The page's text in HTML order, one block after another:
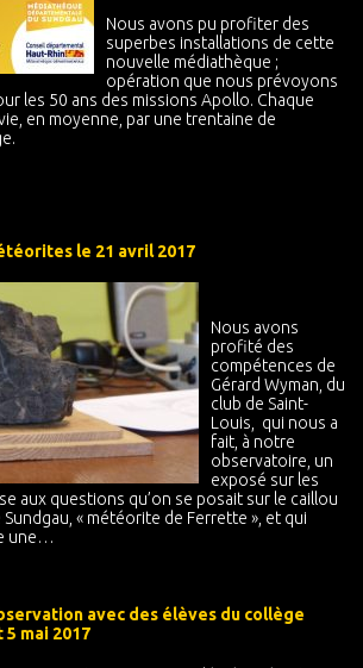
Nous avons pu profiter des
superbes installations de cette
nouvelle médiathèque ;
opération que nous prévoyons
les 50 ans des missions Apollo. Chaque
en moyenne, par une trentaine de
le 21 avril 2017
Nous avons
profité des
compétences de
Gérard Wyman, du
club de Saint-
Louis, qui nous a
fait, à notre
observatoire, un
exposé sur les
aux questions qu’on se posait sur le caillou
Sundgau, « météorite de Ferrette », et qui
une…
avec des élèves du collège
5 mai 2017